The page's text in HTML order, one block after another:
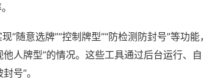
随意选牌”“控制牌型”“防检测防封号”等功能，
人牌型”的情况。这些工具通过后台运行、自
号”。